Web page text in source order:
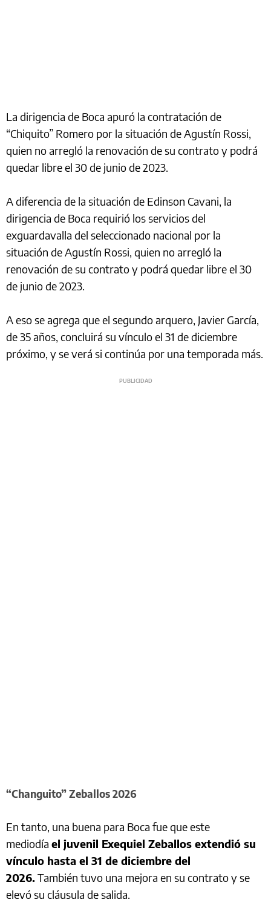
La dirigencia de Boca apuró la contratación de
“Chiquito” Romero por la situación de Agustín Rossi,
quien no arregló la renovación de su contrato y podrá
quedar libre el 30 de junio de 2023.
A diferencia de la situación de Edinson Cavani, la
dirigencia de Boca requirió los servicios del
exguardavalla del seleccionado nacional por la
situación de Agustín Rossi, quien no arregló la
renovación de su contrato y podrá quedar libre el 30
de junio de 2023.
A eso se agrega que el segundo arquero, Javier García,
de 35 años, concluirá su vínculo el 31 de diciembre
próximo, y se verá si continúa por una temporada más.
“Changuito” Zeballos 2026
En tanto, una buena para Boca fue que este
mediodía el juvenil Exequiel Zeballos extendió su
vínculo hasta el 31 de diciembre del
2026.También tuvo una mejora en su contrato y se
elevó su cláusula de salida.